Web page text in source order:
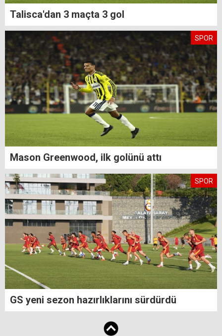
Talisca'dan 3 maçta 3 gol
SPOR
Mason Greenwood, ilk golünü attı
SPOR
GS yeni sezon hazırlıklarını sürdürdü